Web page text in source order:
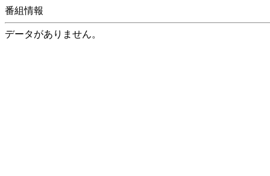
番組情報
データがありません。